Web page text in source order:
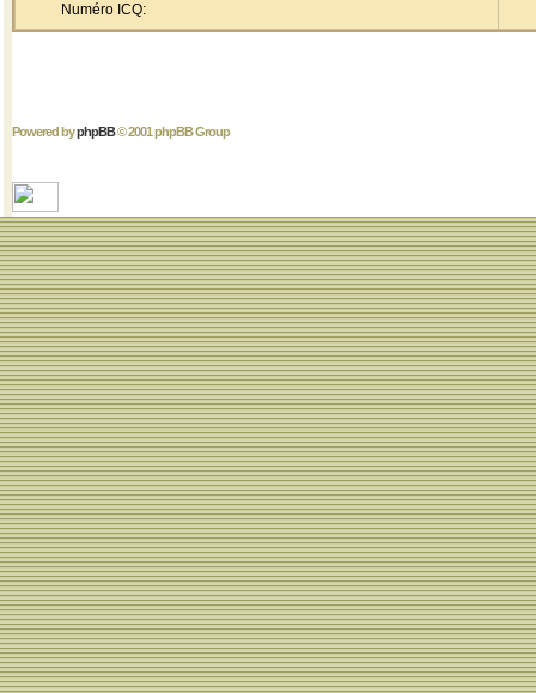
Numéro ICQ:
Powered byphpBB© 2001 phpBB Group